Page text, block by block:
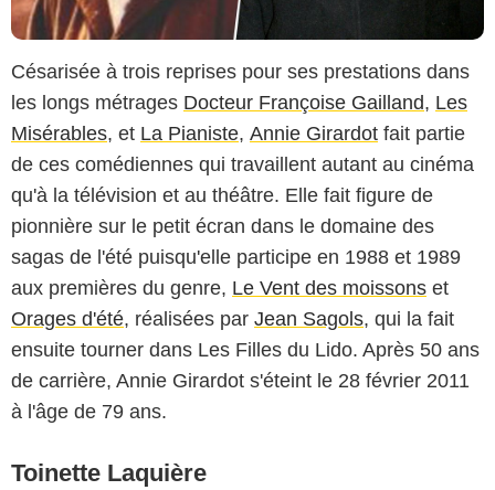
Césarisée à trois reprises pour ses prestations dans
les longs métrages Docteur Françoise Gailland, Les
Misérables, et La Pianiste, Annie Girardot fait partie
de ces comédiennes qui travaillent autant au cinéma
qu'à la télévision et au théâtre. Elle fait figure de
pionnière sur le petit écran dans le domaine des
sagas de l'été puisqu'elle participe en 1988 et 1989
aux premières du genre, Le Vent des moissons et
Orages d'été, réalisées par Jean Sagols, qui la fait
ensuite tourner dans Les Filles du Lido. Après 50 ans
de carrière, Annie Girardot s'éteint le 28 février 2011
à l'âge de 79 ans.
Toinette Laquière